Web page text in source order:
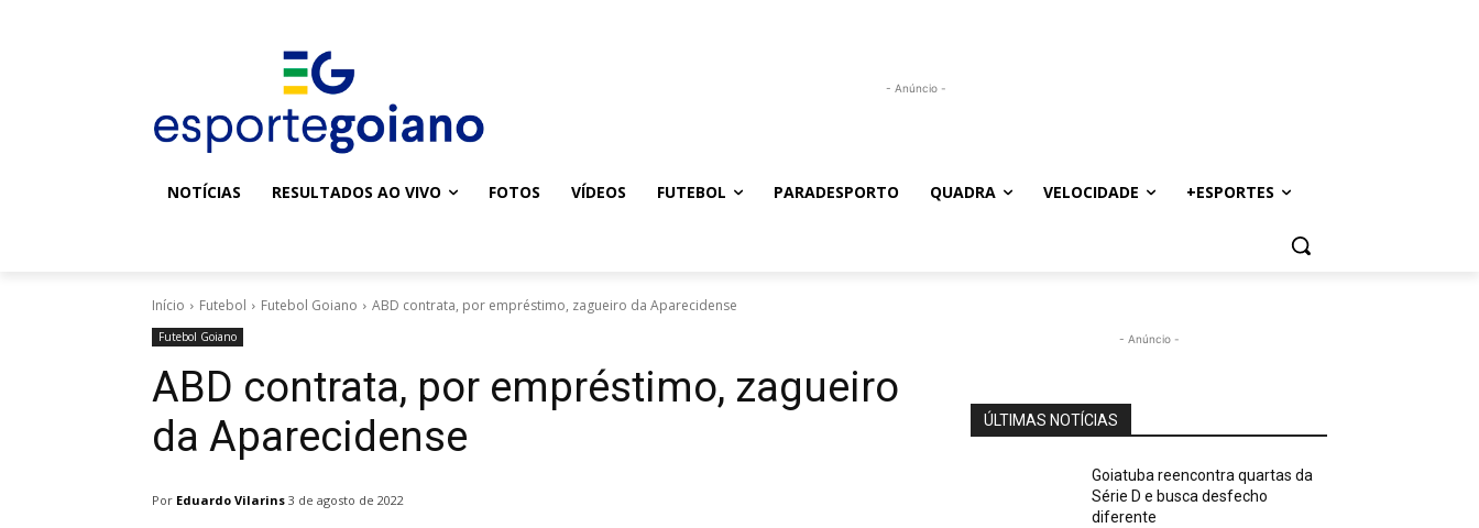
- Anúncio -
NOTÍCIAS RESULTADOS AO VIVO FOTOS VÍDEOS FUTEBOL PARADESPORTO QUADRA VELOCIDADE +ESPORTES
Início Futebol Futebol Goiano ABD contrata, por empréstimo, zagueiro da Aparecidense
Futebol Goiano
ABD contrata, por empréstimo, zagueiro
da Aparecidense
Por Eduardo Vilarins 3 de agosto de 2022
- Anúncio -
ÚLTIMAS NOTÍCIAS
Goiatuba reencontra quartas da
Série D e busca desfecho
diferente